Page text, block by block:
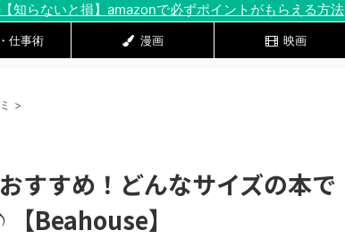
【知らないと損】amazonで必ずポイントがもらえる方法
仕事術 漫画 映画
>
すすめ！どんなサイズの本で
Beahouse】